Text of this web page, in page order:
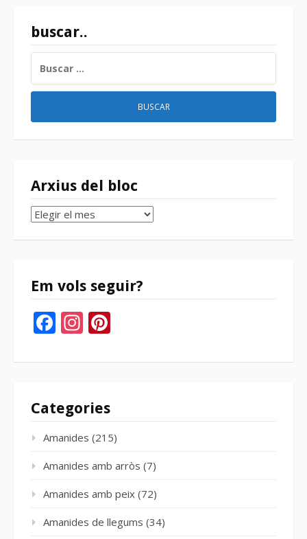
buscar..
Arxius del bloc
Arxius
bloc
Em vols seguir?
Facebook
Instagram
Categories
Amanides (215)
Amanides amb arròs (7)
Amanides amb peix (72)
Amanides de llegums (34)